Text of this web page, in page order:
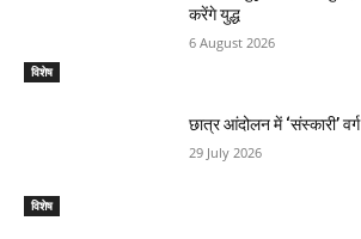
विशेष
करेंगे युद्ध
6 August 2026
विशेष
छात्र आंदोलन में ‘संस्कारी’
29 July 2026